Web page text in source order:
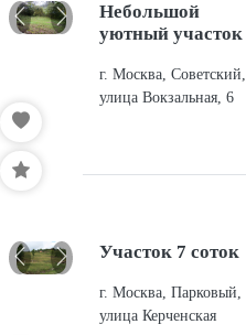
Небольшой
уютный участок
г. Москва, Советский,
улица Вокзальная, 6
Участок 7 соток
г. Москва, Парковый,
улица Керченская